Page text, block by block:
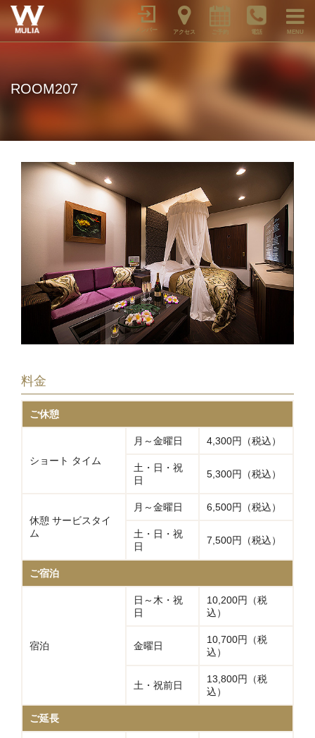
メンバー アクセス 電話 MENU
ROOM207
料金
ご休憩
ショート タイム
月～金曜日 4,300円（税込）
土・日・祝
日
5,300円（税込）
休憩 サービスタイ
ム
月～金曜日 6,500円（税込）
土・日・祝
日
7,500円（税込）
ご宿泊
宿泊
日～木・祝
日
10,200円（税
込）
金曜日
10,700円（税
込）
土・祝前日
13,800円（税
込）
ご延長